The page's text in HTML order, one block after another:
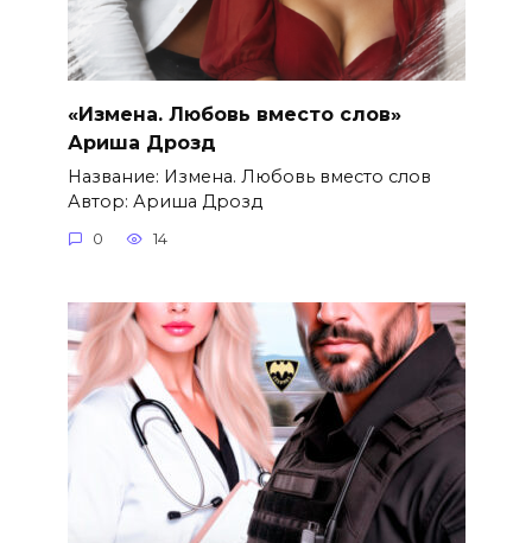
«Измена. Любовь вместо слов»
Ариша Дрозд
Название: Измена. Любовь вместо слов
Автор: Ариша Дрозд
0 14